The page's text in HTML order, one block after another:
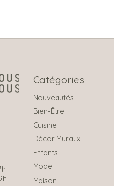
Catégories
Nouveautés
Bien-Être
Cuisine
Décor Muraux
Enfants
Mode
Maison